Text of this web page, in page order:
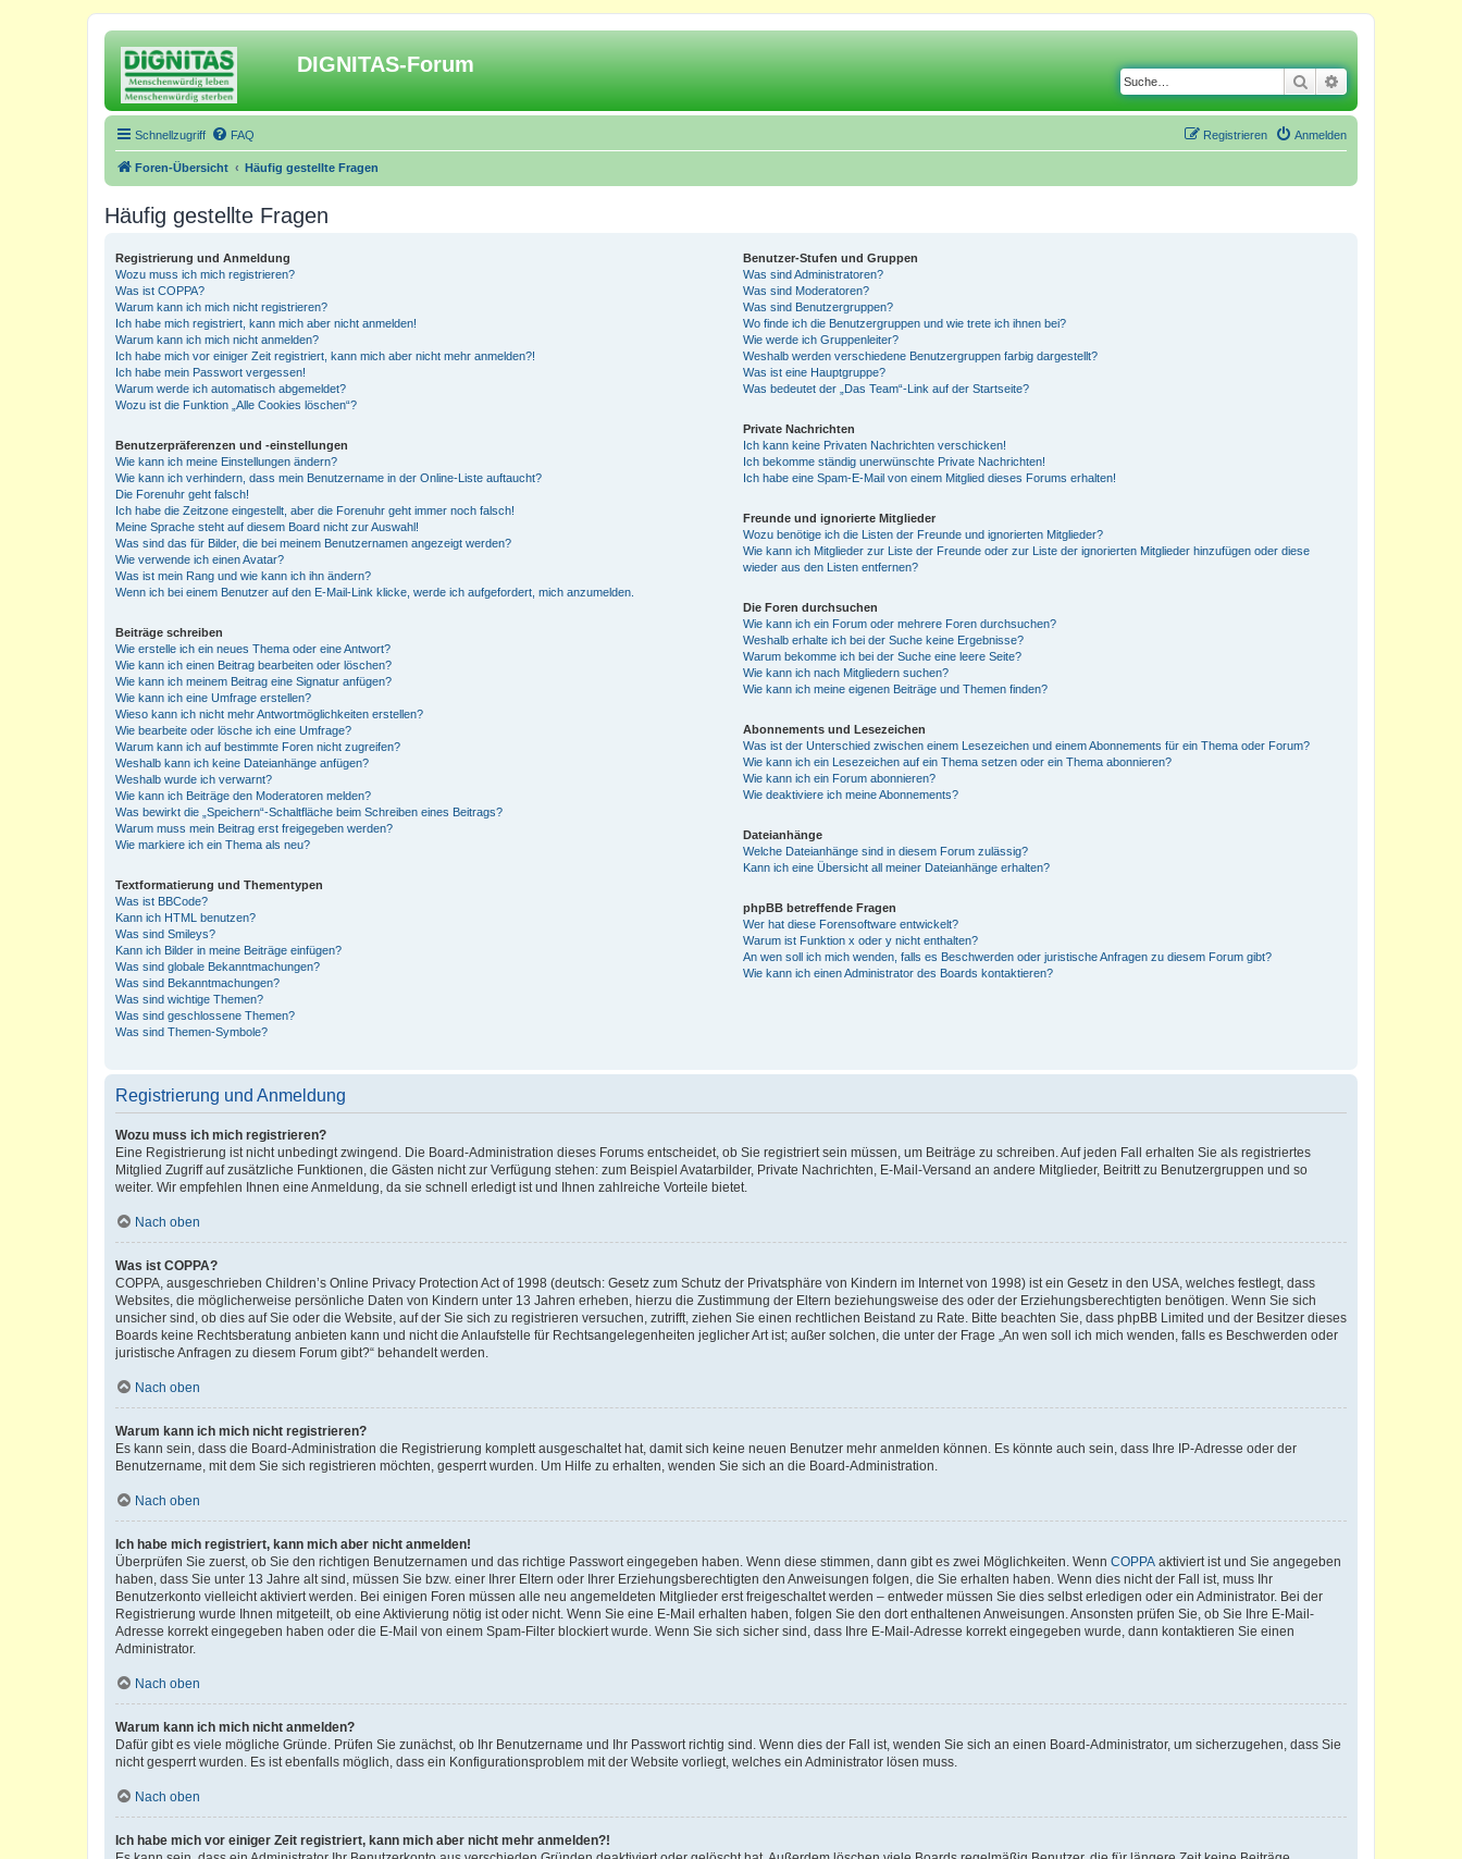
DIGNITAS-Forum
Suche
Schnellzugriff FAQ Anmelden
Registrieren
Foren-Übersicht Häufig gestellte Fragen
Häufig gestellte Fragen
Registrierung und Anmeldung
Wozu muss ich mich registrieren?
Was ist COPPA?
Warum kann ich mich nicht registrieren?
Ich habe mich registriert, kann mich aber nicht anmelden!
Warum kann ich mich nicht anmelden?
Ich habe mich vor einiger Zeit registriert, kann mich aber nicht mehr anmelden?!
Ich habe mein Passwort vergessen!
Warum werde ich automatisch abgemeldet?
Wozu ist die Funktion „Alle Cookies löschen“?
Benutzerpräferenzen und -einstellungen
Wie kann ich meine Einstellungen ändern?
Wie kann ich verhindern, dass mein Benutzername in der Online-Liste auftaucht?
Die Forenuhr geht falsch!
Ich habe die Zeitzone eingestellt, aber die Forenuhr geht immer noch falsch!
Meine Sprache steht auf diesem Board nicht zur Auswahl!
Was sind das für Bilder, die bei meinem Benutzernamen angezeigt werden?
Wie verwende ich einen Avatar?
Was ist mein Rang und wie kann ich ihn ändern?
Wenn ich bei einem Benutzer auf den E-Mail-Link klicke, werde ich aufgefordert, mich anzumelden.
Beiträge schreiben
Wie erstelle ich ein neues Thema oder eine Antwort?
Wie kann ich einen Beitrag bearbeiten oder löschen?
Wie kann ich meinem Beitrag eine Signatur anfügen?
Wie kann ich eine Umfrage erstellen?
Wieso kann ich nicht mehr Antwortmöglichkeiten erstellen?
Wie bearbeite oder lösche ich eine Umfrage?
Warum kann ich auf bestimmte Foren nicht zugreifen?
Weshalb kann ich keine Dateianhänge anfügen?
Weshalb wurde ich verwarnt?
Wie kann ich Beiträge den Moderatoren melden?
Was bewirkt die „Speichern“-Schaltfläche beim Schreiben eines Beitrags?
Warum muss mein Beitrag erst freigegeben werden?
Wie markiere ich ein Thema als neu?
Textformatierung und Thementypen
Was ist BBCode?
Kann ich HTML benutzen?
Was sind Smileys?
Kann ich Bilder in meine Beiträge einfügen?
Was sind globale Bekanntmachungen?
Was sind Bekanntmachungen?
Was sind wichtige Themen?
Was sind geschlossene Themen?
Was sind Themen-Symbole?
Benutzer-Stufen und Gruppen
Was sind Administratoren?
Was sind Moderatoren?
Was sind Benutzergruppen?
Wo finde ich die Benutzergruppen und wie trete ich ihnen bei?
Wie werde ich Gruppenleiter?
Weshalb werden verschiedene Benutzergruppen farbig dargestellt?
Was ist eine Hauptgruppe?
Was bedeutet der „Das Team“-Link auf der Startseite?
Private Nachrichten
Ich kann keine Privaten Nachrichten verschicken!
Ich bekomme ständig unerwünschte Private Nachrichten!
Ich habe eine Spam-E-Mail von einem Mitglied dieses Forums erhalten!
Freunde und ignorierte Mitglieder
Wozu benötige ich die Listen der Freunde und ignorierten Mitglieder?
Wie kann ich Mitglieder zur Liste der Freunde oder zur Liste der ignorierten Mitglieder hinzufügen oder diese
wieder aus den Listen entfernen?
Die Foren durchsuchen
Wie kann ich ein Forum oder mehrere Foren durchsuchen?
Weshalb erhalte ich bei der Suche keine Ergebnisse?
Warum bekomme ich bei der Suche eine leere Seite?
Wie kann ich nach Mitgliedern suchen?
Wie kann ich meine eigenen Beiträge und Themen finden?
Abonnements und Lesezeichen
Was ist der Unterschied zwischen einem Lesezeichen und einem Abonnements für ein Thema oder Forum?
Wie kann ich ein Lesezeichen auf ein Thema setzen oder ein Thema abonnieren?
Wie kann ich ein Forum abonnieren?
Wie deaktiviere ich meine Abonnements?
Dateianhänge
Welche Dateianhänge sind in diesem Forum zulässig?
Kann ich eine Übersicht all meiner Dateianhänge erhalten?
phpBB betreffende Fragen
Wer hat diese Forensoftware entwickelt?
Warum ist Funktion x oder y nicht enthalten?
An wen soll ich mich wenden, falls es Beschwerden oder juristische Anfragen zu diesem Forum gibt?
Wie kann ich einen Administrator des Boards kontaktieren?
Registrierung und Anmeldung
Wozu muss ich mich registrieren?
Eine Registrierung ist nicht unbedingt zwingend. Die Board-Administration dieses Forums entscheidet, ob Sie registriert sein müssen, um Beiträge zu schreiben. Auf jeden Fall erhalten Sie als registriertes
Mitglied Zugriff auf zusätzliche Funktionen, die Gästen nicht zur Verfügung stehen: zum Beispiel Avatarbilder, Private Nachrichten, E-Mail-Versand an andere Mitglieder, Beitritt zu Benutzergruppen und so
weiter. Wir empfehlen Ihnen eine Anmeldung, da sie schnell erledigt ist und Ihnen zahlreiche Vorteile bietet.
Nach oben
Was ist COPPA?
COPPA, ausgeschrieben Children’s Online Privacy Protection Act of 1998 (deutsch: Gesetz zum Schutz der Privatsphäre von Kindern im Internet von 1998) ist ein Gesetz in den USA, welches festlegt, dass
Websites, die möglicherweise persönliche Daten von Kindern unter 13 Jahren erheben, hierzu die Zustimmung der Eltern beziehungsweise des oder der Erziehungsberechtigten benötigen. Wenn Sie sich
unsicher sind, ob dies auf Sie oder die Website, auf der Sie sich zu registrieren versuchen, zutrifft, ziehen Sie einen rechtlichen Beistand zu Rate. Bitte beachten Sie, dass phpBB Limited und der Besitzer dieses
Boards keine Rechtsberatung anbieten kann und nicht die Anlaufstelle für Rechtsangelegenheiten jeglicher Art ist; außer solchen, die unter der Frage „An wen soll ich mich wenden, falls es Beschwerden oder
juristische Anfragen zu diesem Forum gibt?“ behandelt werden.
Nach oben
Warum kann ich mich nicht registrieren?
Es kann sein, dass die Board-Administration die Registrierung komplett ausgeschaltet hat, damit sich keine neuen Benutzer mehr anmelden können. Es könnte auch sein, dass Ihre IP-Adresse oder der
Benutzername, mit dem Sie sich registrieren möchten, gesperrt wurden. Um Hilfe zu erhalten, wenden Sie sich an die Board-Administration.
Nach oben
Ich habe mich registriert, kann mich aber nicht anmelden!
Überprüfen Sie zuerst, ob Sie den richtigen Benutzernamen und das richtige Passwort eingegeben haben. Wenn diese stimmen, dann gibt es zwei Möglichkeiten. Wenn COPPA aktiviert ist und Sie angegeben
haben, dass Sie unter 13 Jahre alt sind, müssen Sie bzw. einer Ihrer Eltern oder Ihrer Erziehungsberechtigten den Anweisungen folgen, die Sie erhalten haben. Wenn dies nicht der Fall ist, muss Ihr
Benutzerkonto vielleicht aktiviert werden. Bei einigen Foren müssen alle neu angemeldeten Mitglieder erst freigeschaltet werden – entweder müssen Sie dies selbst erledigen oder ein Administrator. Bei der
Registrierung wurde Ihnen mitgeteilt, ob eine Aktivierung nötig ist oder nicht. Wenn Sie eine E-Mail erhalten haben, folgen Sie den dort enthaltenen Anweisungen. Ansonsten prüfen Sie, ob Sie Ihre E-Mail-
Adresse korrekt eingegeben haben oder die E-Mail von einem Spam-Filter blockiert wurde. Wenn Sie sich sicher sind, dass Ihre E-Mail-Adresse korrekt eingegeben wurde, dann kontaktieren Sie einen
Administrator.
Nach oben
Warum kann ich mich nicht anmelden?
Dafür gibt es viele mögliche Gründe. Prüfen Sie zunächst, ob Ihr Benutzername und Ihr Passwort richtig sind. Wenn dies der Fall ist, wenden Sie sich an einen Board-Administrator, um sicherzugehen, dass Sie
nicht gesperrt wurden. Es ist ebenfalls möglich, dass ein Konfigurationsproblem mit der Website vorliegt, welches ein Administrator lösen muss.
Nach oben
Ich habe mich vor einiger Zeit registriert, kann mich aber nicht mehr anmelden?!